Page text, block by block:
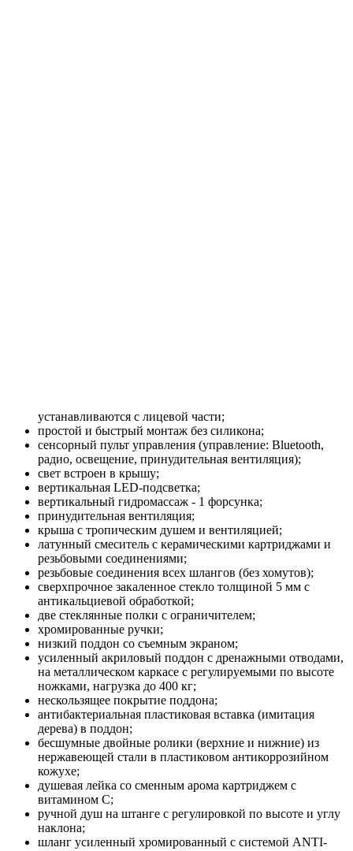
устанавливаются с лицевой части;
простой и быстрый монтаж без силикона;
сенсорный пульт управления (управление: Bluetooth,
радио, освещение, принудительная вентиляция);
свет встроен в крышу;
вертикальная LED-подсветка;
вертикальный гидромассаж - 1 форсунка;
принудительная вентиляция;
крыша с тропическим душем и вентиляцией;
латунный смеситель с керамическими картриджами и
резьбовыми соединениями;
резьбовые соединения всех шлангов (без хомутов);
сверхпрочное закаленное стекло толщиной 5 мм с
антикальциевой обработкой;
две стеклянные полки с ограничителем;
хромированные ручки;
низкий поддон со съемным экраном;
усиленный акриловый поддон с дренажными отводами,
на металлическом каркасе с регулируемыми по высоте
ножками, нагрузка до 400 кг;
нескользящее покрытие поддона;
антибактериальная пластиковая вставка (имитация
дерева) в поддон;
бесшумные двойные ролики (верхние и нижние) из
нержавеющей стали в пластиковом антикоррозийном
кожухе;
душевая лейка со сменным арома картриджем c
витамином C;
ручной душ на штанге с регулировкой по высоте и углу
наклона;
шланг усиленный хромированный с системой ANTI-